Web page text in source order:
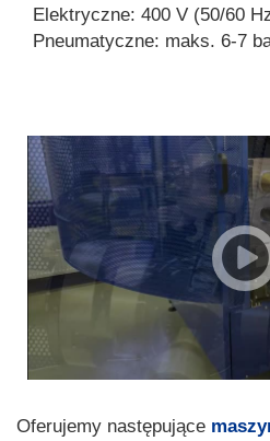
Elektryczne: 400 V (50/60
Pneumatyczne: maks. 6-7
Oferujemy następujące